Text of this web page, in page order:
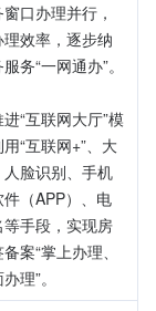
口办理并行，
效率，逐步纳
务“一网通办”。
“互联网大厅”模
“互联网+”、大
脸识别、手机
件（APP）、电
手段，实现房
案“掌上办理、
理”。